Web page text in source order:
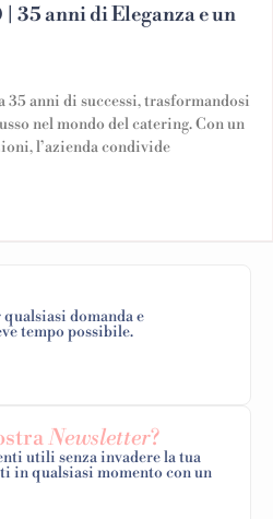
35 anni di Eleganza e un
35 anni di successi, trasformandosi
nel mondo del catering. Con un
l’azienda condivide
Newsletter?
utili senza invadere la tua
in qualsiasi momento con un
domanda e
tempo possibile.